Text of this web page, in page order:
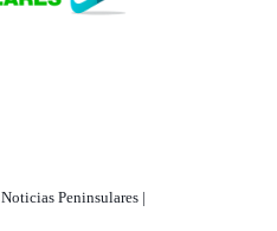
Peninsulares |